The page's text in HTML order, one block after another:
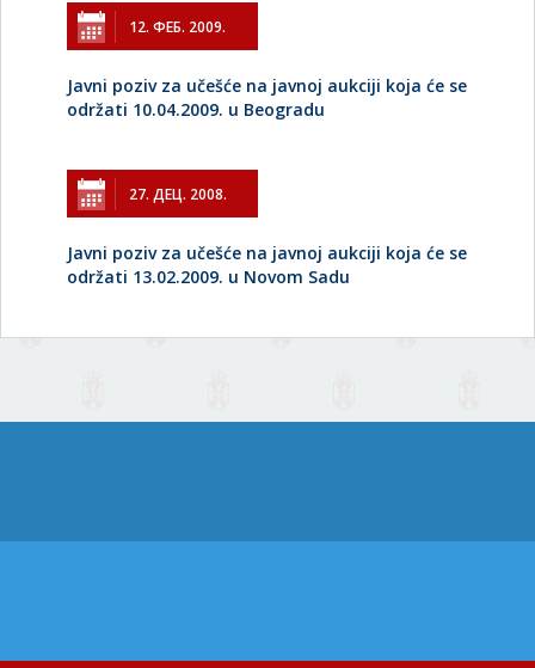
12. ФЕБ. 2009.
Javni poziv za učešće na javnoj aukciji koja će se
održati 10.04.2009. u Beogradu
27. ДЕЦ. 2008.
Javni poziv za učešće na javnoj aukciji koja će se
održati 13.02.2009. u Novom Sadu